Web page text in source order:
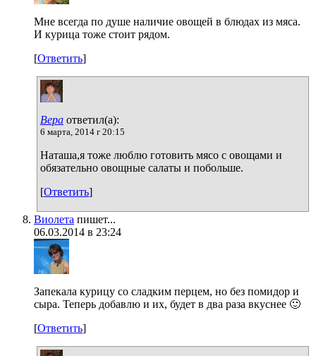
Мне всегда по душе наличие овощей в блюдах из мяса.
И курица тоже стоит рядом.
[Ответить]
Вера ответил(а):
6 марта, 2014 г 20:15
Наташа,я тоже люблю готовить мясо с овощами и
обязательно овощные салаты и побольше.
[Ответить]
Виолета пишет...
06.03.2014 в 23:24
Запекала курицу со сладким перцем, но без помидор и
сыра. Теперь добавлю и их, будет в два раза вкуснее 🙂
[Ответить]